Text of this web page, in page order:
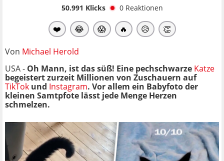
50.991 Klicks 0 Reaktionen
❤️ 😂 😱 🔥 😥 👏
Von Michael Herold
USA - Oh Mann, ist das süß! Eine pechschwarze Katze
begeistert zurzeit Millionen von Zuschauern auf
TikTok und Instagram. Vor allem ein Babyfoto der
kleinen Samtpfote lässt jede Menge Herzen
schmelzen.